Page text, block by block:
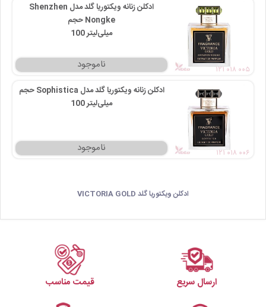
ادکلن زنانه ویکتوریا گلد مدل Shenzhen
Nongke حجم
100 میلی‌لیتر
۱۲۱ ۰۱۸ ۰۰۵
ادکلن زنانه ویکتوریا گلد مدل Sophistica حجم
100 میلی‌لیتر
۱۲۱ ۰۱۸ ۰۰۶
ادکلن ویکتوریا گلد VICTORIA GOLD
ارسال سریع قیمت مناسب